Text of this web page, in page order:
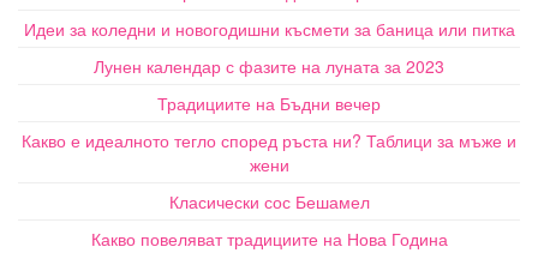
Идеи за коледни и новогодишни късмети за баница или питка
Лунен календар с фазите на луната за 2023
Традициите на Бъдни вечер
Какво е идеалното тегло според ръста ни? Таблици за мъже и
жени
Класически сос Бешамел
Какво повеляват традициите на Нова Година